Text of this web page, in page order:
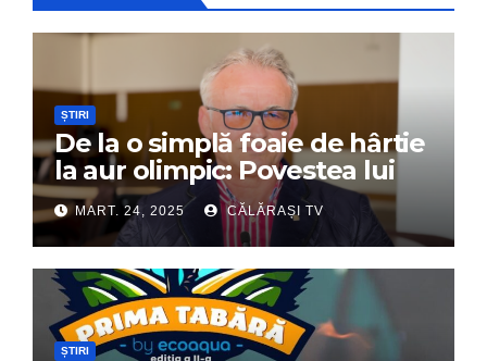
ȘTIRI
De la o simplă foaie de hârtie
la aur olimpic: Povestea lui
Dumitru Chirilă
MART. 24, 2025 CĂLĂRAȘI TV
ȘTIRI